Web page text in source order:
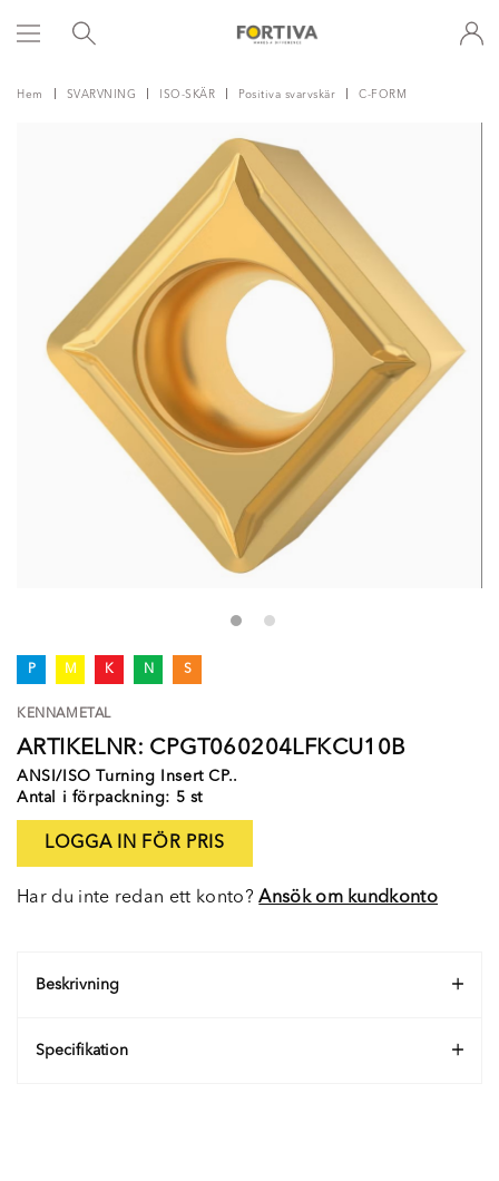
Hem SVARVNING ISO-SKÄR Positiva svarvskär C-FORM
P M K N S
KENNAMETAL
ARTIKELNR: CPGT060204LFKCU10B
ANSI/ISO Turning Insert CP..
Antal i förpackning: 5 st
LOGGA IN FÖR PRIS
Har du inte redan ett konto?Ansök om kundkonto
Beskrivning
Specifikation